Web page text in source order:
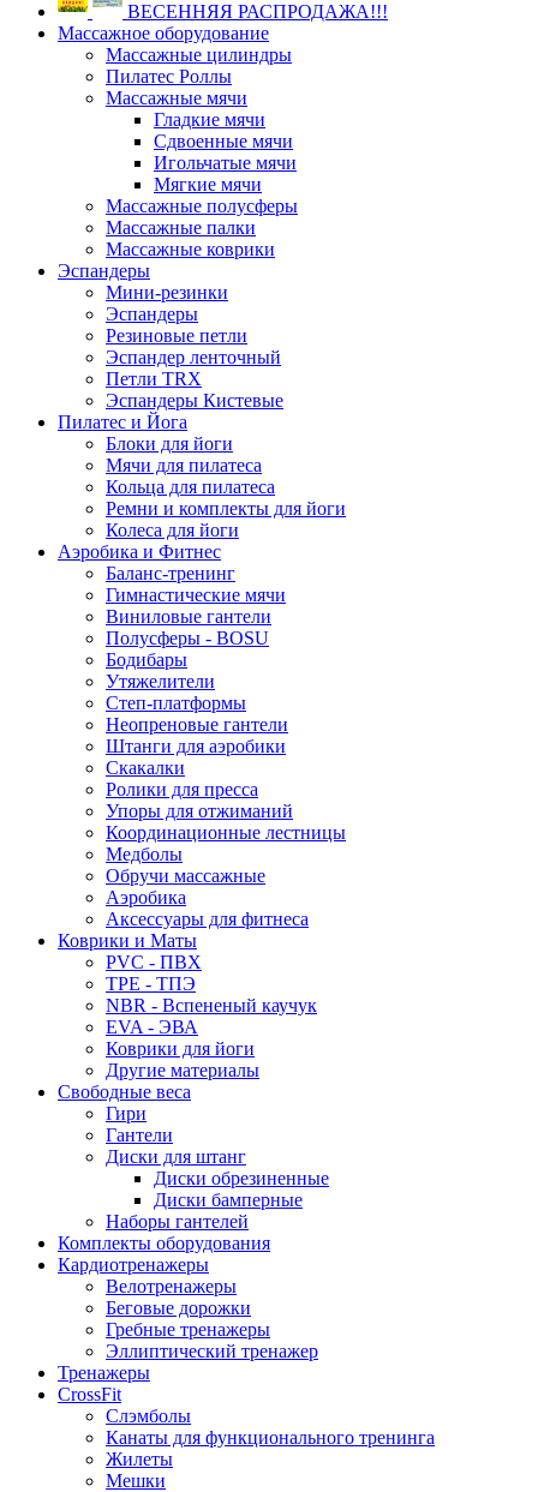
ВЕСЕННЯЯ РАСПРОДАЖА!!!
Массажное оборудование
Массажные цилиндры
Пилатес Роллы
Массажные мячи
Гладкие мячи
Сдвоенные мячи
Игольчатые мячи
Мягкие мячи
Массажные полусферы
Массажные палки
Массажные коврики
Эспандеры
Мини-резинки
Эспандеры
Резиновые петли
Эспандер ленточный
Петли TRX
Эспандеры Кистевые
Пилатес и Йога
Блоки для йоги
Мячи для пилатеса
Кольца для пилатеса
Ремни и комплекты для йоги
Колеса для йоги
Аэробика и Фитнес
Баланс-тренинг
Гимнастические мячи
Виниловые гантели
Полусферы - BOSU
Бодибары
Утяжелители
Степ-платформы
Неопреновые гантели
Штанги для аэробики
Скакалки
Ролики для пресса
Упоры для отжиманий
Координационные лестницы
Медболы
Обручи массажные
Аэробика
Аксессуары для фитнеса
Коврики и Маты
PVC - ПВХ
TPE - ТПЭ
NBR - Вспененый каучук
EVA - ЭВА
Коврики для йоги
Другие материалы
Свободные веса
Гири
Гантели
Диски для штанг
Диски обрезиненные
Диски бамперные
Наборы гантелей
Комплекты оборудования
Кардиотренажеры
Велотренажеры
Беговые дорожки
Гребные тренажеры
Эллиптический тренажер
Тренажеры
CrossFit
Слэмболы
Канаты для функционального тренинга
Жилеты
Мешки